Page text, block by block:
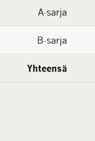
A-sarja
B-sarja
Yhteensä